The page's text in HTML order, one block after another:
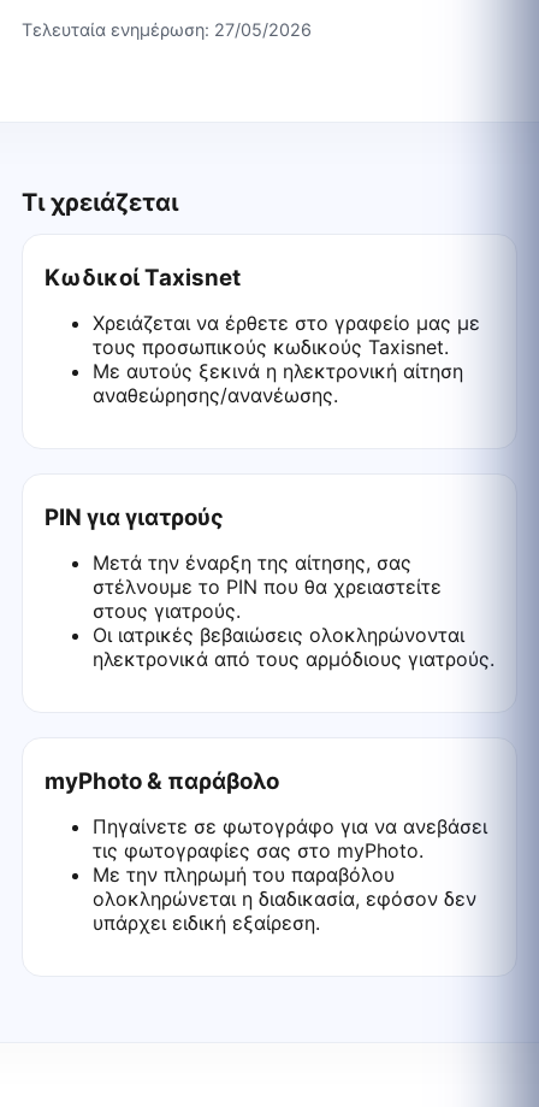
Τελευταία ενημέρωση: 27/05/2026
Τι χρειάζεται
Κωδικοί Taxisnet
Χρειάζεται να έρθετε στο γραφείο μας με
τους προσωπικούς κωδικούς Taxisnet.
Με αυτούς ξεκινά η ηλεκτρονική αίτηση
αναθεώρησης/ανανέωσης.
PIN για γιατρούς
Μετά την έναρξη της αίτησης, σας
στέλνουμε το PIN που θα χρειαστείτε
στους γιατρούς.
Οι ιατρικές βεβαιώσεις ολοκληρώνονται
ηλεκτρονικά από τους αρμόδιους γιατρούς.
myPhoto & παράβολο
Πηγαίνετε σε φωτογράφο για να ανεβάσει
τις φωτογραφίες σας στο myPhoto.
Με την πληρωμή του παραβόλου
ολοκληρώνεται η διαδικασία, εφόσον δεν
υπάρχει ειδική εξαίρεση.